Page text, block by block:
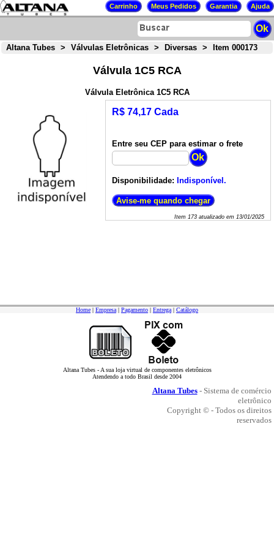
Altana Tubes > Válvulas Eletrônicas > Diversas > Item 000173
Válvula 1C5 RCA
Válvula Eletrônica 1C5 RCA
R$ 74,17 Cada
Entre seu CEP para estimar o frete
Disponibilidade: Indisponível.
Item 173atualizado em 13/01/2025
Home | Empresa | Pagamento | Entrega | Catálogo
Altana Tubes - A sua loja virtual de componentes eletrônicos
Atendendo a todo Brasil desde 2004
Altana Tubes- Sistema de comércio
eletrônico
Copyright © - Todos os direitos
reservados